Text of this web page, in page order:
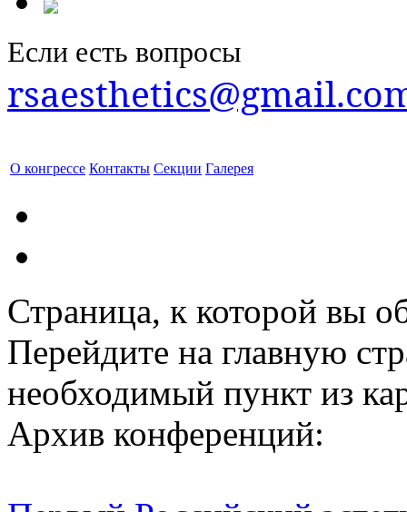
Если есть вопросы
О конгрессе Контакты Секции Галерея
Страница, к которой вы
Перейдите на главную
необходимый пункт из
Архив конференций: